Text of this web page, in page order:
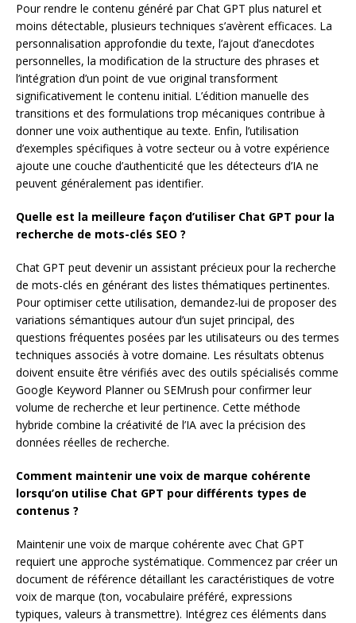
Pour rendre le contenu généré par Chat GPT plus naturel et
moins détectable, plusieurs techniques s’avèrent efficaces. La
personnalisation approfondie du texte, l’ajout d’anecdotes
personnelles, la modification de la structure des phrases et
l’intégration d’un point de vue original transforment
significativement le contenu initial. L’édition manuelle des
transitions et des formulations trop mécaniques contribue à
donner une voix authentique au texte. Enfin, l’utilisation
d’exemples spécifiques à votre secteur ou à votre expérience
ajoute une couche d’authenticité que les détecteurs d’IA ne
peuvent généralement pas identifier.
Quelle est la meilleure façon d’utiliser Chat GPT pour la
recherche de mots-clés SEO ?
Chat GPT peut devenir un assistant précieux pour la recherche
de mots-clés en générant des listes thématiques pertinentes.
Pour optimiser cette utilisation, demandez-lui de proposer des
variations sémantiques autour d’un sujet principal, des
questions fréquentes posées par les utilisateurs ou des termes
techniques associés à votre domaine. Les résultats obtenus
doivent ensuite être vérifiés avec des outils spécialisés comme
Google Keyword Planner ou SEMrush pour confirmer leur
volume de recherche et leur pertinence. Cette méthode
hybride combine la créativité de l’IA avec la précision des
données réelles de recherche.
Comment maintenir une voix de marque cohérente
lorsqu’on utilise Chat GPT pour différents types de
contenus ?
Maintenir une voix de marque cohérente avec Chat GPT
requiert une approche systématique. Commencez par créer un
document de référence détaillant les caractéristiques de votre
voix de marque (ton, vocabulaire préféré, expressions
typiques, valeurs à transmettre). Intégrez ces éléments dans